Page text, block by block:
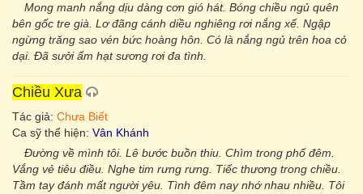
Mong manh nắng dịu dàng cơn gió hát. Bóng chiều ngủ quên
bên gốc tre già. Lơ đãng cánh diều nghiêng rơi nắng xế. Ngập
ngừng trăng sao vén bức hoàng hôn. Có là nắng ngủ trên hoa cỏ
dại. Ðã sưởi ấm hạt sương rơi đa tình.
Chiều Xưa
Tác giả: Chưa Biết
Ca sỹ thể hiện: Vân Khánh
Đường về mình tôi. Lê bước buồn thiu. Chìm trong phố đêm.
Vắng vẻ tiêu điều. Nghe tim rưng rưng. Tiếc thương trong chiều.
Tầm tay đánh mất người yêu. Tình đêm nay nhớ nhau nhiều. Tôi